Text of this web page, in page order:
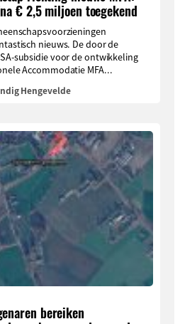
€ 2,5 miljoen toegekend
nieuws. De door de
subsidie voor de ontwikkeling
Accommodatie MFA...
Hengevelde
bereiken